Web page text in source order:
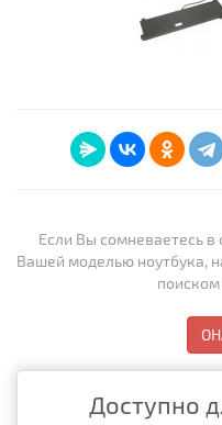
Если Вы сомневаетесь в
Вашей моделью ноутбука,
Доступно